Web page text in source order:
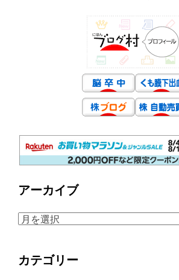
アーカイブ
ア
カテゴリー